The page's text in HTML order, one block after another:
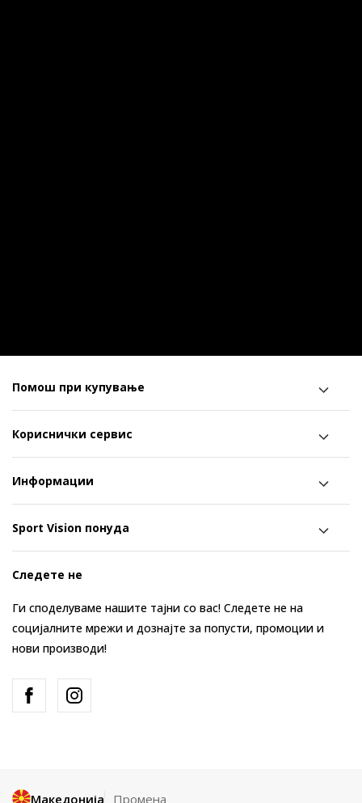
Помош при купување
Кориснички сервис
Информации
Sport Vision понуда
Следете не
Ги споделуваме нашите тајни со вас! Следете не на
социјалните мрежи и дознајте за попусти, промоции и
нови производи!
Македонија Промена